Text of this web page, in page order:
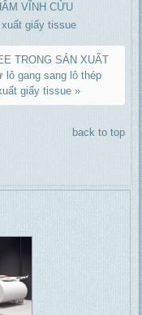
VĨNH CỬU
giấy tissue
TRONG SẢN XUẤT
lô gang sang lô thép
giấy tissue »
back to top